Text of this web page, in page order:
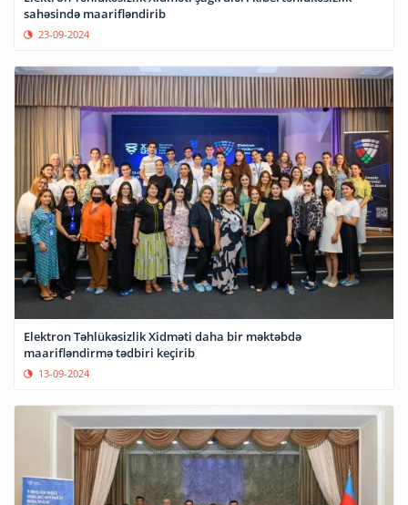
sahəsində maarifləndirib
23-09-2024
Elektron Təhlükəsizlik Xidməti daha bir məktəbdə
maarifləndirmə tədbiri keçirib
13-09-2024